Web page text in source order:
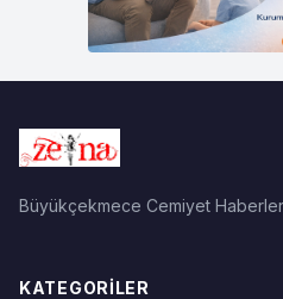
Büyükçekmece Cemiyet
KATEGORILER